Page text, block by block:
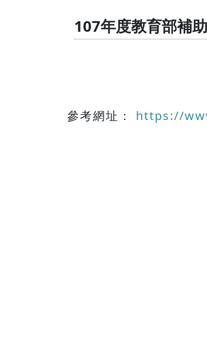
107年度教育部補
參考網址： https://